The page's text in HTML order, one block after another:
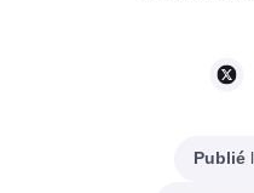
Publié